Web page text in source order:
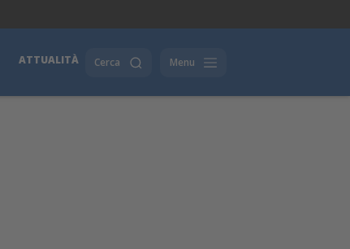
ATTUALITÀ Cerca Menu